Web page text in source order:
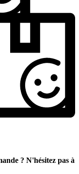
? N'hésitez pas à